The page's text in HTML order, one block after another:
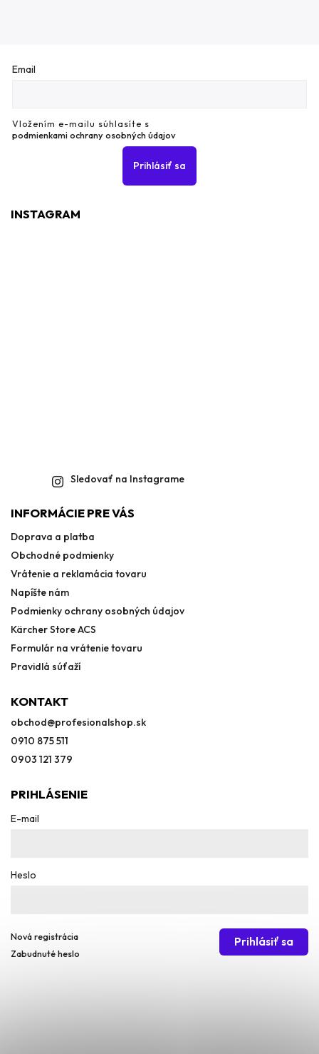
Email
Vložením e-mailu súhlasíte s
podmienkami ochrany osobných údajov
Prihlásiť sa
INSTAGRAM
Sledovať na Instagrame
INFORMÁCIE PRE VÁS
Doprava a platba
Obchodné podmienky
Vrátenie a reklamácia tovaru
Napíšte nám
Podmienky ochrany osobných údajov
Kärcher Store ACS
Formulár na vrátenie tovaru
Pravidlá súťaží
KONTAKT
obchod@profesionalshop.sk
0910 875 511
0903 121 379
PRIHLÁSENIE
E-mail
Heslo
Prihlásiť sa
Nová registrácia
Zabudnuté heslo